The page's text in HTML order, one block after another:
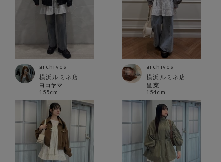
archives
横浜ルミネ店
ヨコヤマ
155cm
archives
横浜ルミネ店
里 菜
154cm